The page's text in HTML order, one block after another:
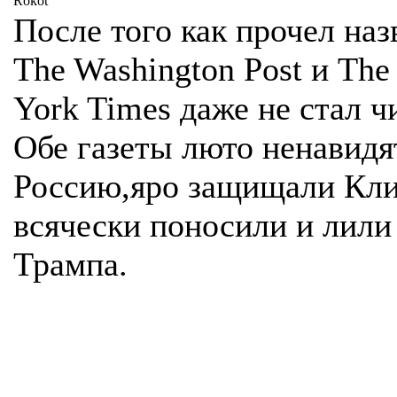
После того как прочел
The Washington Post и
York Times даже не стал
Обе газеты люто
Россию,яро защищали
всячески поносили и
Трампа.